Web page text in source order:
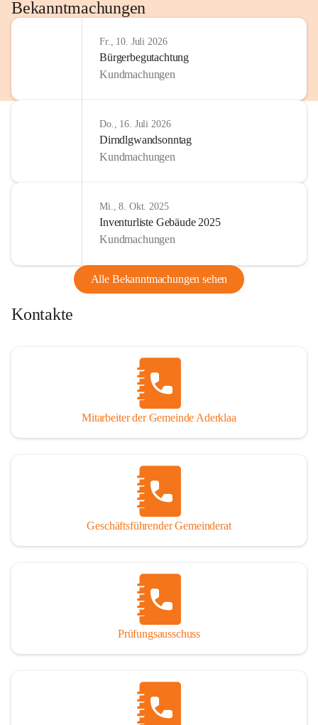
http://www.omv.com
Bekanntmachungen
Fr., 10. Juli 2026
Bürgerbegutachtung
Kundmachungen
Do., 16. Juli 2026
Dirndlgwandsonntag
Kundmachungen
Mi., 8. Okt. 2025
Inventurliste Gebäude 2025
Kundmachungen
Alle Bekanntmachungen sehen
Kontakte
Mitarbeiter der Gemeinde Aderklaa
Geschäftsführender Gemeinderat
Prüfungsausschuss